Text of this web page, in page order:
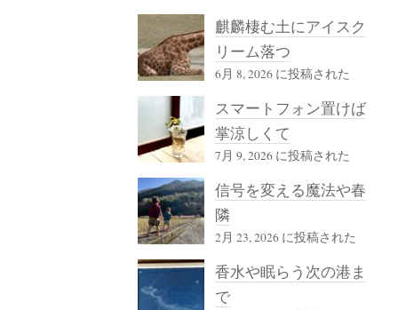
麒麟棲む土にアイスク
リーム落つ
6月 8, 2026 に投稿された
スマートフォン置けば
掌涼しくて
7月 9, 2026 に投稿された
信号を変える魔法や春
隣
2月 23, 2026 に投稿された
香水や眠らう次の港ま
で